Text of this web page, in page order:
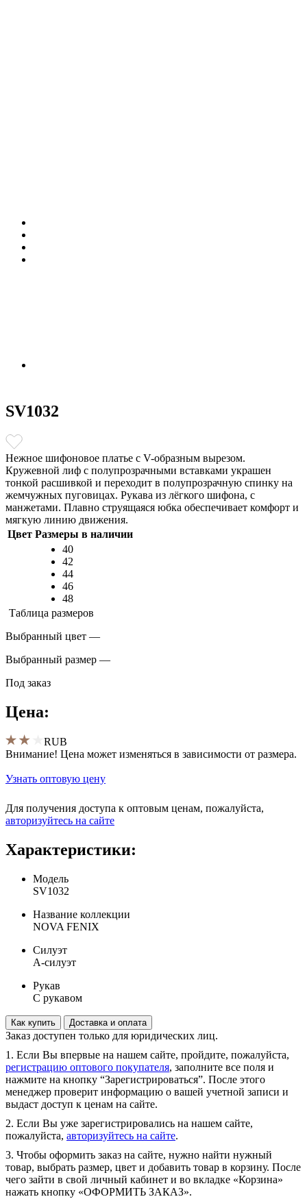
SV1032
Нежное шифоновое платье с V-образным вырезом.
Кружевной лиф с полупрозрачными вставками украшен
тонкой расшивкой и переходит в полупрозрачную спинку на
жемчужных пуговицах. Рукава из лёгкого шифона, с
манжетами. Плавно струящаяся юбка обеспечивает комфорт и
мягкую линию движения.
Цвет Размеры в наличии
40
42
44
46
48
Таблица размеров
Выбранный цвет —
Выбранный размер —
Под заказ
Цена:
RUB
Внимание! Цена может изменяться в зависимости от размера.
Узнать оптовую цену
Для получения доступа к оптовым ценам, пожалуйста,
aвторизуйтесь на сайте
Характеристики:
Модель
SV1032
Название коллекции
NOVA FENIX
Силуэт
А-силуэт
Рукав
С рукавом
Как купить Доставка и оплата
Заказ доступен только для юридических лиц.
1. Если Вы впервые на нашем сайте, пройдите, пожалуйста,
регистрацию оптового покупателя, заполните все поля и
нажмите на кнопку “Зарегистрироваться”. После этого
менеджер проверит информацию о вашей учетной записи и
выдаст доступ к ценам на сайте.
2. Если Вы уже зарегистрировались на нашем сайте,
пожалуйста, авторизуйтесь на сайте.
3. Чтобы оформить заказ на сайте, нужно найти нужный
товар, выбрать размер, цвет и добавить товар в корзину. После
чего зайти в свой личный кабинет и во вкладке «Корзина»
нажать кнопку «ОФОРМИТЬ ЗАКАЗ».